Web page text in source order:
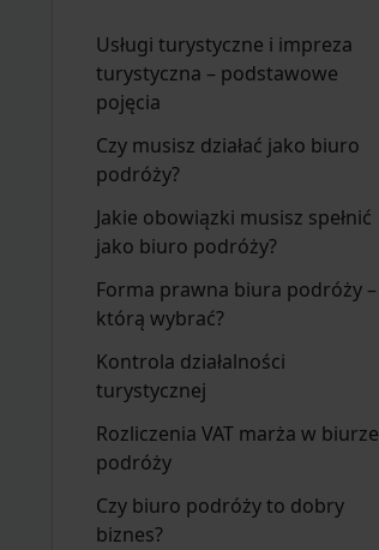
Usługi turystyczne i impreza
turystyczna – podstawowe
pojęcia
Czy musisz działać jako biuro
podróży?
Jakie obowiązki musisz spełnić
jako biuro podróży?
Forma prawna biura podróży –
którą wybrać?
Kontrola działalności
turystycznej
Rozliczenia VAT marża w biurze
podróży
Czy biuro podróży to dobry
biznes?